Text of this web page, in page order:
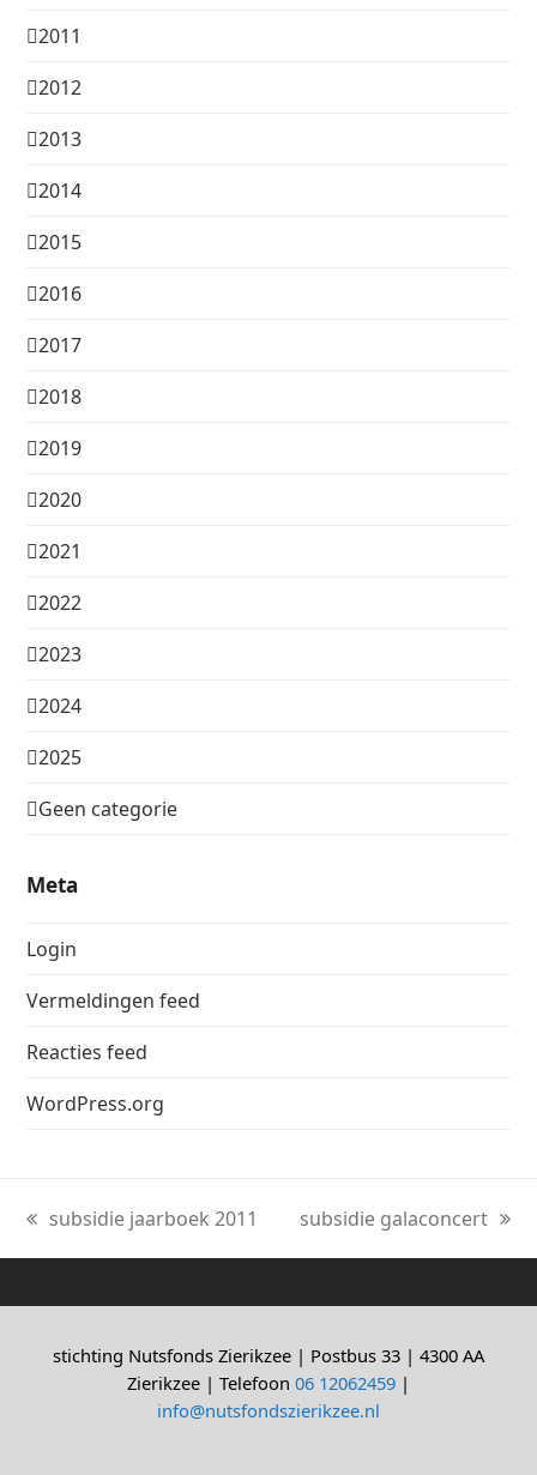
2011
2012
2013
2014
2015
2016
2017
2018
2019
2020
2021
2022
2023
2024
2025
Geen categorie
Meta
Login
Vermeldingen feed
Reacties feed
WordPress.org
previous
post:
subsidie jaarboek 2011
next
post:
subsidie galaconcert
stichting Nutsfonds Zierikzee | Postbus 33 | 4300 AA
Zierikzee | Telefoon 06 12062459 |
info@nutsfondszierikzee.nl